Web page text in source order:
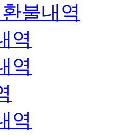
불내역
역
역
역